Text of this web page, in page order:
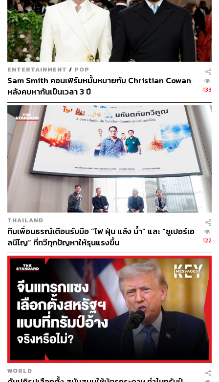
ทั้งนี้ สหรัฐฯ เป็นผู้ปล่อยก๊าซคาร์บอนไดออกไซด์มากเป็น
อันดับสอง โดยปล่อยประมาณ 5.41 พันล้านเมตริกตันในปี
2018 ขณะที่จีนปล่อยก๊าซคาร์บอนไดออกไซด์มากกว่าเกือบ
สองเท่า
ด้าน แอนโทนี บลินเคน
รัฐมนตรีว่าการกระทรวงการต่าง
ประเทศสหรัฐฯ ได้ออกมาโต้ตอบว่า การเปลี่ยนแปลงสภาพ
โอกาสในการสร้างงานด้านพลังงานสะอาด เพื่อสร้างสังคมที่
มีสุขภาพดีขึ้น และเพื่อฟื้นความได้เปรียบในการแข่งขันกับ
จีน
“เป็นเรื่องยากที่จะจินตนาการว่าสหรัฐฯ จะชนะการแข่งขัน
เชิงกลยุทธ์ระยะยาวกับจีน หากเราไม่สามารถเป็นผู้นำในการ
ปฏิวัติพลังงานหมุนเวียนได้” เขากล่าว “ตอนนี้เราตกอยู่ข้าง
หลัง”
เขากล่าวว่าจีนถือครองสิทธิบัตรพลังงานหมุนเวียนเกือบ 1
ใน 3 ของโลก และเป็นผู้ผลิตและส่งออกแผงโซลาร์เซลล์
กังหันลมรถยนต์ไฟฟ้า และนวัตกรรมอื่นๆ ที่ใหญ่ที่สุด ซึ่ง “ถ้า
เราตามไม่ทันสหรัฐฯ จะพลาดโอกาสที่จะกำหนดอนาคต
สภาพภูมิอากาศของโลกในรูปแบบที่สะท้อนถึงความสนใจ
และค่านิยมของเรา และเราจะสูญเสียงานจำนวนนับไม่ถ้วน
ของคนอเมริกัน”
อย่างไรก็ตามผู้เชี่ยวชาญกล่าวว่า ประเทศเศรษฐกิจหลักของ
โลกจำเป็นต้องลดการปล่อยก๊าซคาร์บอนไดออกไซด์ลงอย่าง
มาก เพื่อจำกัดการเพิ่มขึ้นของอุณหภูมิโลกโดยเฉลี่ยให้อยู่ที่
1.5 องศาเซลเซียส เมื่อเทียบกับระดับก่อนอุตสาหกรรม นัก
วิทยาศาสตร์เตือนว่าผลกระทบของสภาพอากาศที่รุนแรงที่
เกิดขึ้นในสหรัฐฯ และประเทศอื่นๆ จะกลายเป็นหายนะ และ
ENTERTAINMENT / POP
Sam Smith คอนเฟิร์มหมั้นหมายกับ Christian Cowan
หลังคบหากันเป็นเวลา 3 ปี
133
THAILAND
ทีมเพื่อนธรณ์เตือนรับมือ “ไฟ ฝุ่น แล้ง น้ำ” และ “ซูเปอร์เอ
ลนีโญ” ที่ทวีทุกปัญหาให้รุนแรงขึ้น
122
WORLD